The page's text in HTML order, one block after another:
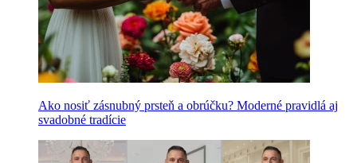
Ako nosiť zásnubný prsteň a obrúčku? Moderné pravidlá aj
svadobné tradície